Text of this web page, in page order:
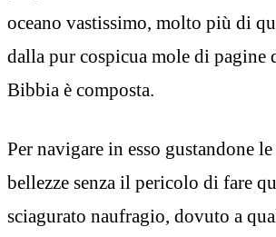
oceano vastissimo, molto più di
dalla pur cospicua mole di pagine
Bibbia è composta.
Per navigare in esso gustandone
bellezze senza il pericolo di fare
sciagurato naufragio, dovuto a